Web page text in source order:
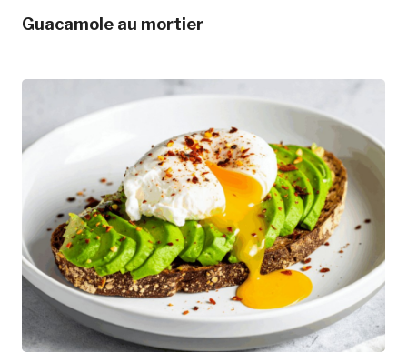
Guacamole au mortier